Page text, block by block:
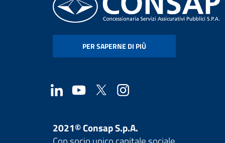
PER SAPERNE DI PIÙ
2021© Consap S.p.A.